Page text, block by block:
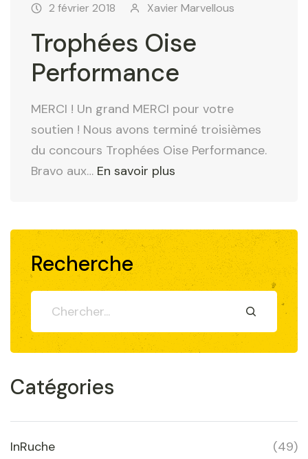
r
F
i
l
2
0
Xavier Marvellous
2 février 2018
Trophées Oise
Performance
MERCI ! Un grand MERCI pour votre
soutien ! Nous avons terminé troisièmes
du concours Trophées Oise Performance.
Bravo aux… En savoir plus
o
p
h
é
s
O
e
Recherche
Catégories
(49)
InRuche